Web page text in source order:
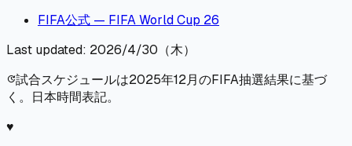
FIFA公式 — FIFA World Cup 26
Last updated: 2026/4/30（木）
update試合スケジュールは2025年12月のFIFA抽選結果に基づ
く。日本時間表記。
♥